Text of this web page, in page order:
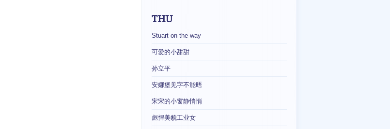
THU
Stuart on the way
可爱的小甜甜
孙立平
安娜堡见字不能晤
宋宋的小窗静悄悄
彪悍美貌工业女